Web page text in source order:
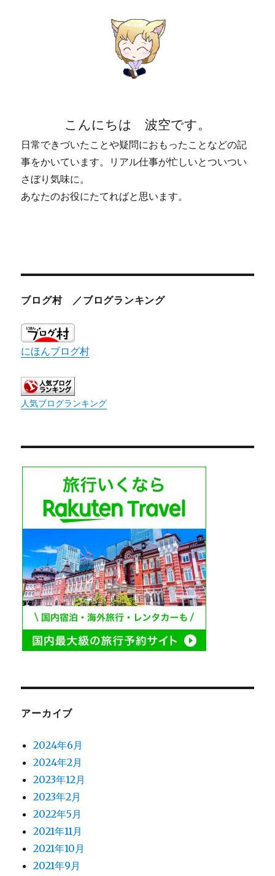
こんにちは 波空です。
日常できづいたことや疑問におもったことなどの記
事をかいています。リアル仕事が忙しいとついつい
さぼり気味に。
あなたのお役にたてればと思います。
ブログ村 ／ブログランキング
にほんブログ村
人気ブログランキング
アーカイブ
2024年6月
2024年2月
2023年12月
2023年2月
2022年5月
2021年11月
2021年10月
2021年9月